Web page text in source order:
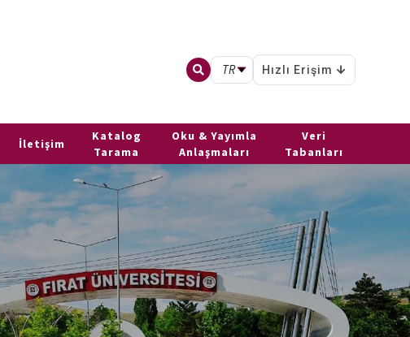
TR Hızlı Erişim
İletişim
Katalog
Tarama
Oku & Yayımla
Anlaşmaları
Veri
Tabanları